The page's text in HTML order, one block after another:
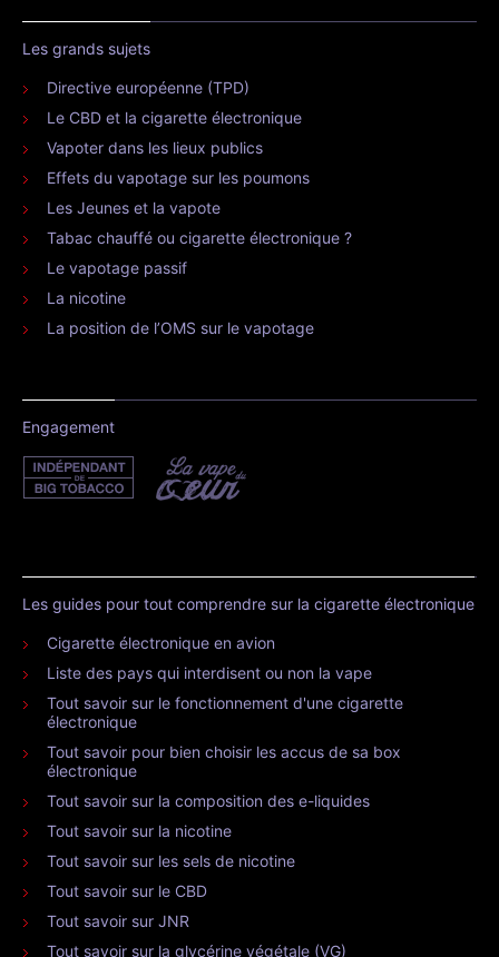
Les grands sujets
Directive européenne (TPD)
Le CBD et la cigarette électronique
Vapoter dans les lieux publics
Effets du vapotage sur les poumons
Les Jeunes et la vapote
Tabac chauffé ou cigarette électronique ?
Le vapotage passif
La nicotine
La position de l’OMS sur le vapotage
Engagement
Les guides pour tout comprendre sur la cigarette électronique
Cigarette électronique en avion
Liste des pays qui interdisent ou non la vape
Tout savoir sur le fonctionnement d'une cigarette
électronique
Tout savoir pour bien choisir les accus de sa box
électronique
Tout savoir sur la composition des e-liquides
Tout savoir sur la nicotine
Tout savoir sur les sels de nicotine
Tout savoir sur le CBD
Tout savoir sur JNR
Tout savoir sur la glycérine végétale (VG)